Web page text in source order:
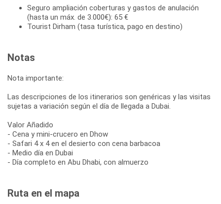
Seguro ampliación coberturas y gastos de anulación
(hasta un máx. de 3.000€): 65 €
Tourist Dirham (tasa turística, pago en destino)
Notas
Nota importante:
Las descripciones de los itinerarios son genéricas y las visitas
sujetas a variación según el día de llegada a Dubai.
Valor Añadido
- Cena y mini-crucero en Dhow
- Safari 4 x 4 en el desierto con cena barbacoa
- Medio día en Dubai
- Día completo en Abu Dhabi, con almuerzo
Ruta en el mapa